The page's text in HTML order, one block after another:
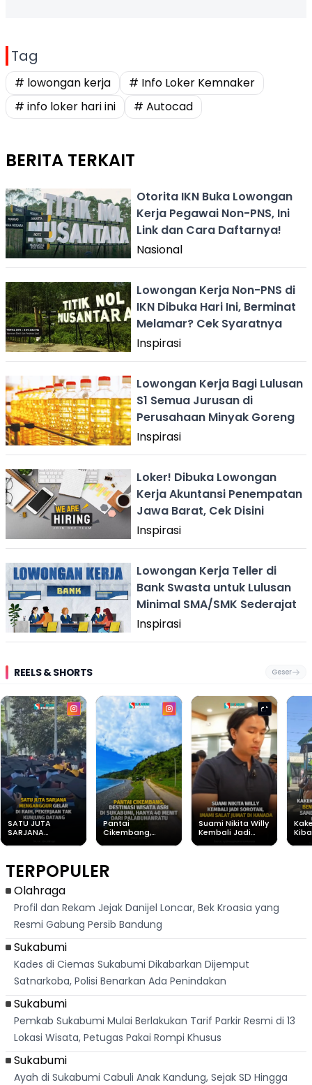
Tag
# lowongan kerja
# Info Loker Kemnaker
# info loker hari ini
# Autocad
BERITA TERKAIT
Otorita IKN Buka Lowongan
Kerja Pegawai Non-PNS, Ini
Link dan Cara Daftarnya!
Nasional
Lowongan Kerja Non-PNS di
IKN Dibuka Hari Ini, Berminat
Melamar? Cek Syaratnya
Inspirasi
Lowongan Kerja Bagi Lulusan
S1 Semua Jurusan di
Perusahaan Minyak Goreng
Inspirasi
Loker! Dibuka Lowongan
Kerja Akuntansi Penempatan
Jawa Barat, Cek Disini
Inspirasi
Lowongan Kerja Teller di
Bank Swasta untuk Lulusan
Minimal SMA/SMK Sederajat
Inspirasi
REELS & SHORTS Geser
SATU JUTA
SARJANA
KUNJUNG
DATANG
Pantai
Cikembang,
Dari
Palabuhanratu
Suami Nikita Willy
Kembali Jadi
TERPOPULER
Olahraga
Profil dan Rekam Jejak Danijel Loncar, Bek Kroasia yang
Resmi Gabung Persib Bandung
Sukabumi
Kades di Ciemas Sukabumi Dikabarkan Dijemput
Satnarkoba, Polisi Benarkan Ada Penindakan
Sukabumi
Pemkab Sukabumi Mulai Berlakukan Tarif Parkir Resmi di 13
Lokasi Wisata, Petugas Pakai Rompi Khusus
Sukabumi
Ayah di Sukabumi Cabuli Anak Kandung, Sejak SD Hingga